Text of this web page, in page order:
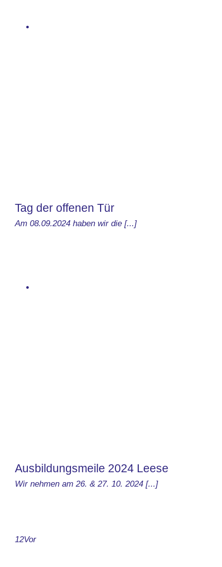
Tag der offenen Tür
Am 08.09.2024 haben wir die [...]
Ausbildungsmeile 2024 Leese
Wir nehmen am 26. & 27. 10. 2024 [...]
12Vor